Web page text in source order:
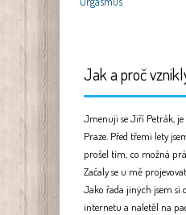
Jak a proč
Jmenuji se Jiří Petrák,
Praze. Před třemi lety
prošel tím, co možná
Začaly se u mě
Jako řada jiných jsem si
internetu a naletěl na